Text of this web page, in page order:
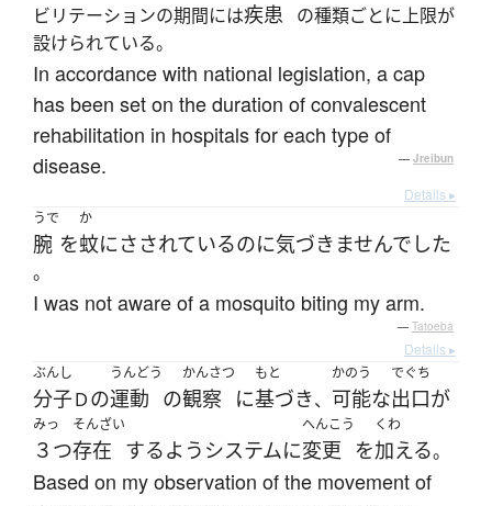
ビリテーションの期間には疾患
の種類ごとに上限が
設けられている。
In accordance with national legislation, a cap
has been set on the duration of convalescent
rehabilitation in hospitals for each type of
disease.
— Jreibun
Details ▸
うで
腕 を
か
蚊にさされているのに気づきませんでした
。
I was not aware of a mosquito biting my arm.
— Tatoeba
Details ▸
ぶんし
分子Ｄの
うんどう
運動 の
かんさつ
観察 に
もと
基づき、
かのう
可能な
でぐち
出口が
みっ
３つ
そんざい
存在 するよう システムに
へんこう
変更 を
くわ
加える。
Based on my observation of the movement of